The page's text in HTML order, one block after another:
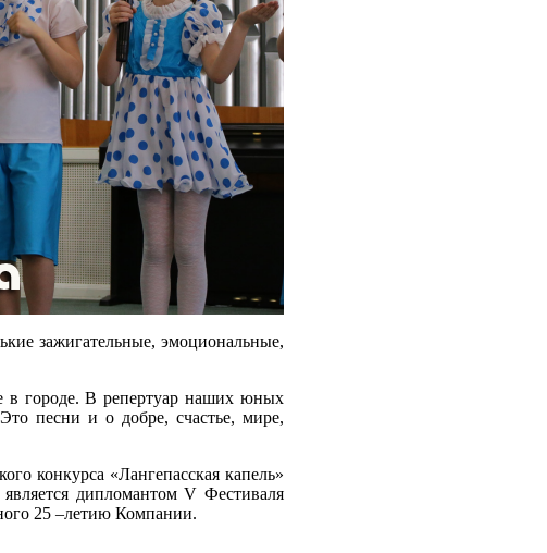
зажигательные, эмоциональные,
в городе. В репертуар наших юных
песни и о добре, счастье, мире,
конкурса «Лангепасская капель»
дипломантом V Фестиваля
25 –летию Компании.